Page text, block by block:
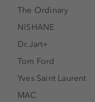
The Ordinary
NISHANE
Dr.Jart+
Tom Ford
Yves Saint Laurent
MAC